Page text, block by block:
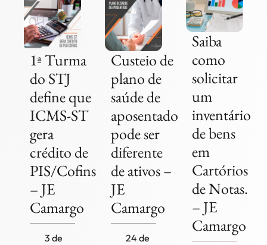
1ª Turma
do STJ
define que
ICMS-ST
gera
crédito de
PIS/Cofins
– JE
Camargo
3 de
Custeio de
plano de
saúde de
aposentado
pode ser
diferente
de ativos –
JE
Camargo
24 de
Saiba
como
solicitar
um
inventário
de bens
em
Cartórios
de Notas.
– JE
Camargo